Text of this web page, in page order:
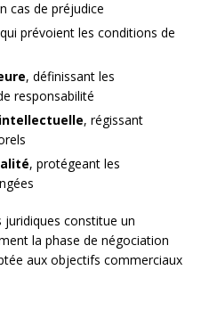
cas de préjudice
prévoient les conditions de
, définissant les
responsabilité
, régissant
, protégeant les
juridiques constitue un
la phase de négociation
aux objectifs commerciaux